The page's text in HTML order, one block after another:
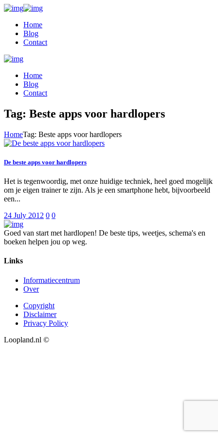
Home
Blog
Contact
Home
Blog
Contact
Tag: Beste apps voor hardlopers
HomeTag: Beste apps voor hardlopers
De beste apps voor hardlopers
Het is tegenwoordig, met onze huidige techniek, heel goed mogelijk
om je eigen trainer te zijn. Als je een smartphone hebt, bijvoorbeeld
een...
24 July 2012 0 0
Goed van start met hardlopen! De beste tips, weetjes, schema's en
boeken helpen jou op weg.
Links
Informatiecentrum
Over
Copyright
Disclaimer
Privacy Policy
Loopland.nl ©